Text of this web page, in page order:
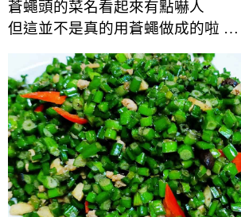
蒼蠅頭的菜名看起來有點嚇人
但這並不是真的用蒼蠅做成的啦